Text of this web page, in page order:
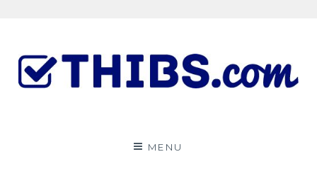
contenu
MENU